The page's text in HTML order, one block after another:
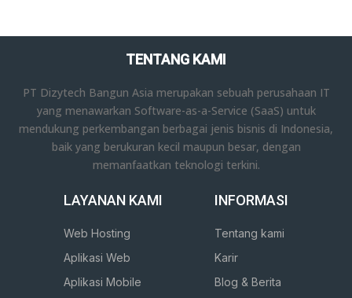
TENTANG KAMI
PT Dizytech Bangun Asia merupakan sebuah perusahaan IT
yang menawarkan Software-as-a-Service (SaaS) untuk
mendukung perkembangan berbagai jenis bisnis di Indonesia,
baik yang berukuran kecil maupun besar, dengan
memanfaatkan teknologi terkini.
LAYANAN KAMI
Web Hosting
Aplikasi Web
Aplikasi Mobile
INFORMASI
Tentang kami
Karir
Blog & Berita